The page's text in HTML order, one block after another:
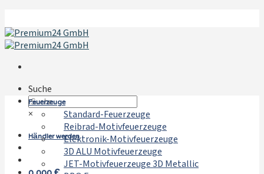
Inhalt
springen
Suche
×
Händler werden
Feuerzeuge
Standard-Feuerzeuge
Reibrad-Motivfeuerzeuge
Elektronik-Motivfeuerzeuge
3D ALU Motivfeuerzeuge
JET-Motivfeuerzeuge 3D Metallic